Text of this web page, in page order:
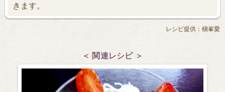
きます。
レシピ提供：槇峯愛
＜ 関連レシピ ＞